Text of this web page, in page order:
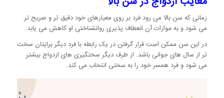
زمانی که سن بالا می رود فرد بر روی معیارهای خود دقیق تر و صریح تر
می شود و به موازات آن انعطاف پذیری روانشناختی او کاهش می یابد.
در این سن ممکن است قرار گرفتن در یک رابطه با فرد دیگر برایتان سخت
تر از سال های جوانی باشد. از طرف دیگر سختگیری های ازدواج بیشتر
می شود و فرد همسر خود را به سختی انتخاب می کند.